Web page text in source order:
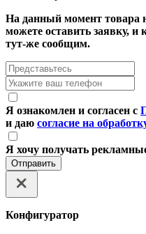
На данный момент товара
можете оставить заявку,
тут-же сообщим.
Я ознакомлен и согласен с
и даю согласие на
Я хочу получать
Отправить
Конфигуратор